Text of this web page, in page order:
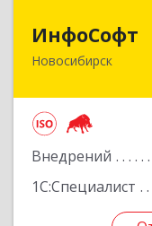
ИнфоСофт
Новосибирск
Внедрений
1С:Специалист
630091,